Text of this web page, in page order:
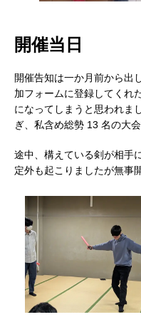
購入した道具
開催当日
開催告知は一か月前から出
加フォームに登録してくれ
になってしまうと思われま
ぎ、私含め総勢 13 名の大会
途中、構えている剣が相手
定外も起こりましたが無事